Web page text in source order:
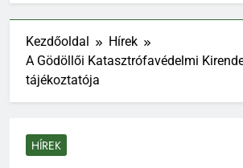
Kezdőoldal
Hírek
A Gödöllői Katasztrófavédelmi
tájékoztatója
HÍREK